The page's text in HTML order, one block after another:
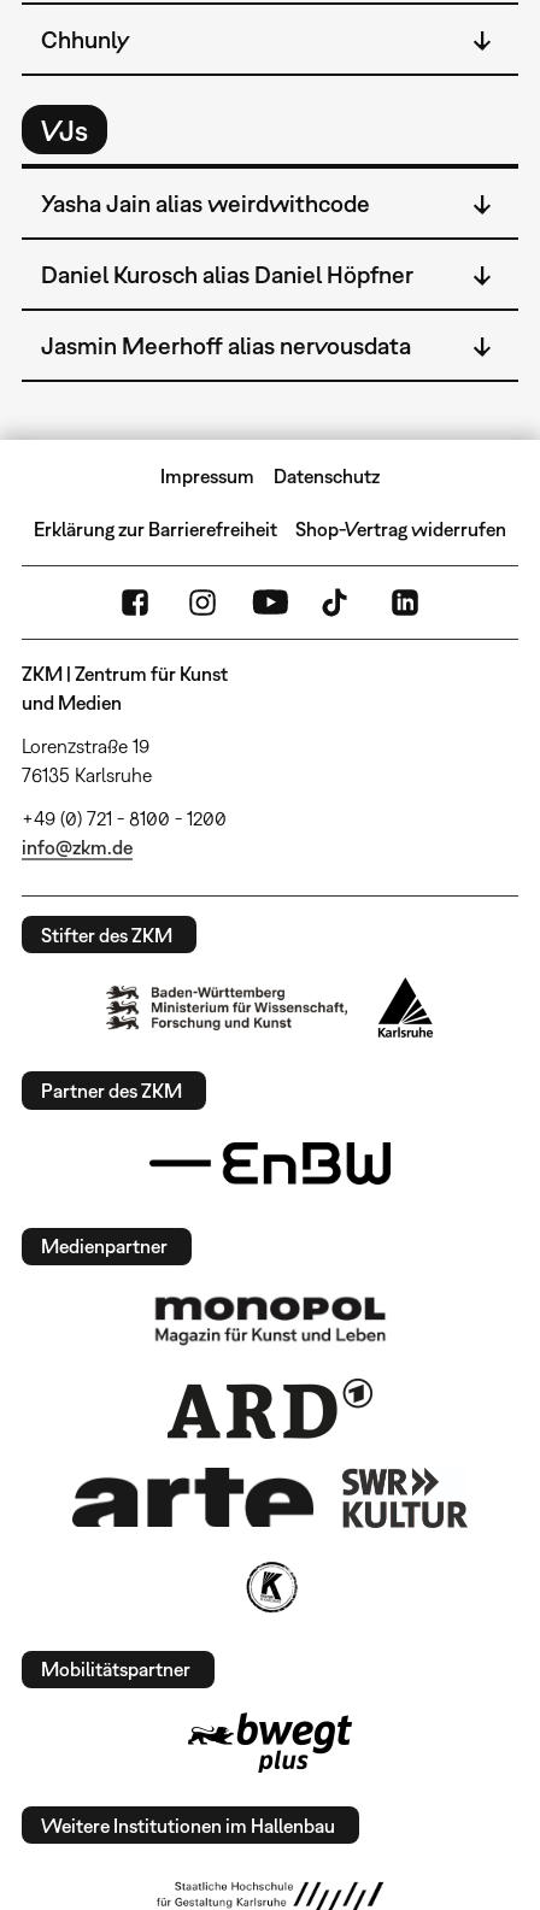
Chhunly
VJs
Yasha Jain alias weirdwithcode
Daniel Kurosch alias Daniel Höpfner
Jasmin Meerhoff alias nervousdata
Impressum Datenschutz
Erklärung zur Barrierefreiheit Shop-Vertrag widerrufen
ZKM | Zentrum für Kunst
und Medien
Lorenzstraße 19
76135 Karlsruhe
+49 (0) 721 - 8100 - 1200
info@zkm.de
Stifter des ZKM
Partner des ZKM
Medienpartner
Mobilitätspartner
Weitere Institutionen im Hallenbau